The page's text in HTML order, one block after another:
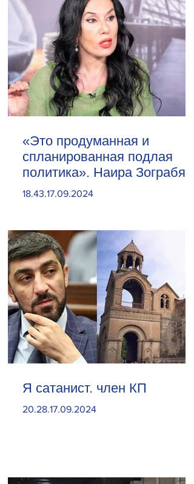
«Это продуманная и
спланированная подлая
политика». Наира Зограбян
18.43.17.09.2024
Я сатанист. член КП
20.28.17.09.2024